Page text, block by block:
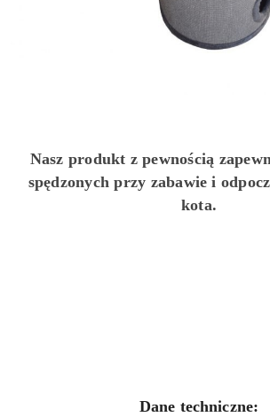
Nasz produkt z pewnością
spędzonych przy zabawie i
kota.
Dane techniczne: